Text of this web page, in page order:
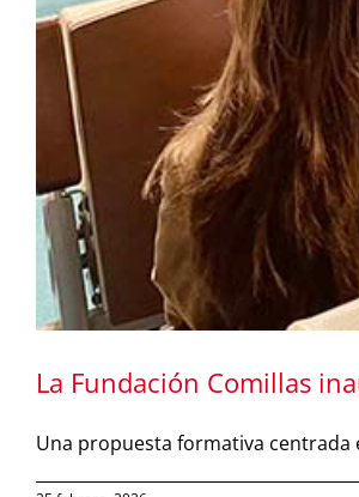
La Fundación Comillas
Una propuesta formativa centrada